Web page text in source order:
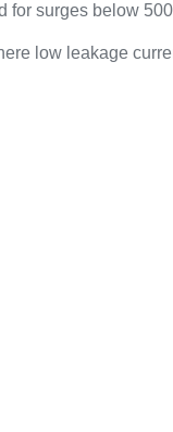
for surges below
low leakage